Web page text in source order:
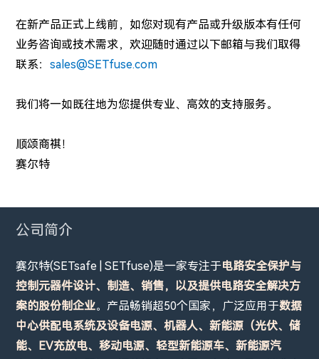
在新产品正式上线前，如您对现有产品或升级版本有任何
业务咨询或技术需求，欢迎随时通过以下邮箱与我们取得
联系：sales@SETfuse.com
我们将一如既往地为您提供专业、高效的支持服务。
顺颂商祺！
赛尔特
公司简介
赛尔特(SETsafe | SETfuse)是一家专注于电路安全保护与
控制元器件设计、制造、销售，以及提供电路安全解决方
案的股份制企业。产品畅销超50个国家，广泛应用于数据
中心供配电系统及设备电源、机器人、新能源（光伏、储
能、EV充放电、移动电源、轻型新能源车、新能源汽